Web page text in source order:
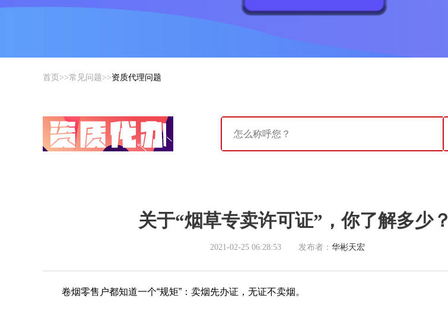
首页 >>常见问题>>资质代理问题
关于“烟草专卖许可证”，你了解多少？
2021-02-25 06:28:53 发布者： 华彬天宏
卷烟零售户都知道一个“规矩”：卖烟先办证，无证不卖烟。